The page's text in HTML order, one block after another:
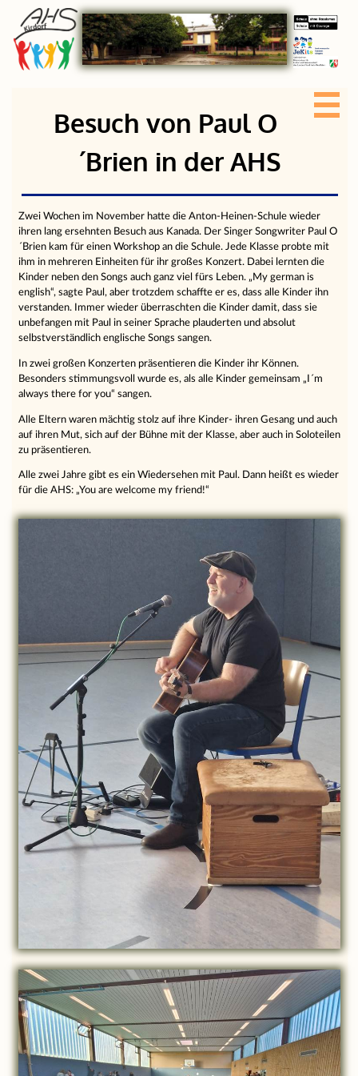
Besuch von Paul O
´Brien in der AHS
Zwei Wochen im November hatte die Anton-Heinen-Schule wieder
ihren lang ersehnten Besuch aus Kanada. Der Singer Songwriter Paul O
´Brien kam für einen Workshop an die Schule. Jede Klasse probte mit
ihm in mehreren Einheiten für ihr großes Konzert. Dabei lernten die
Kinder neben den Songs auch ganz viel fürs Leben. „My german is
english“, sagte Paul, aber trotzdem schaffte er es, dass alle Kinder ihn
verstanden. Immer wieder überraschten die Kinder damit, dass sie
unbefangen mit Paul in seiner Sprache plauderten und absolut
selbstverständlich englische Songs sangen.
In zwei großen Konzerten präsentieren die Kinder ihr Können.
Besonders stimmungsvoll wurde es, als alle Kinder gemeinsam „I´m
always there for you“ sangen.
Alle Eltern waren mächtig stolz auf ihre Kinder- ihren Gesang und auch
auf ihren Mut, sich auf der Bühne mit der Klasse, aber auch in Soloteilen
zu präsentieren.
Alle zwei Jahre gibt es ein Wiedersehen mit Paul. Dann heißt es wieder
für die AHS: „You are welcome my friend!“